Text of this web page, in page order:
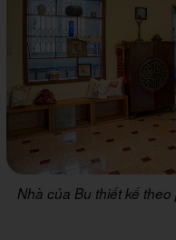
Nhà của Bu thiết kế